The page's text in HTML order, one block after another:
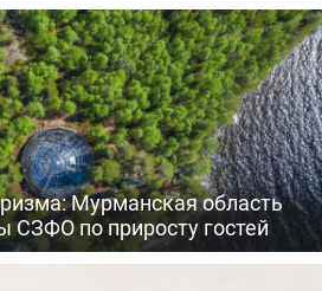
Мурманская область
СЗФО по приросту гостей